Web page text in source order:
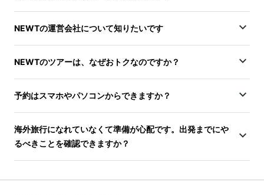
NEWTの運営会社について知りたいです
NEWTのツアーは、なぜおトクなのですか？
予約はスマホやパソコンからできますか？
海外旅行になれていなくて準備が心配です。出発までにや
るべきことを確認できますか？